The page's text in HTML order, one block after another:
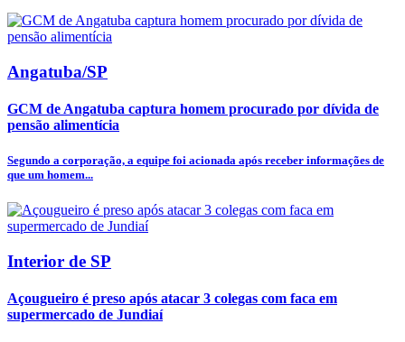
Angatuba/SP
GCM de Angatuba captura homem procurado por dívida de
pensão alimentícia
Segundo a corporação, a equipe foi acionada após receber informações de
que um homem...
Interior de SP
Açougueiro é preso após atacar 3 colegas com faca em
supermercado de Jundiaí